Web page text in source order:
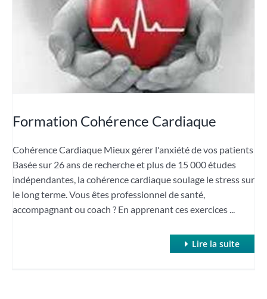
Formation Cohérence Cardiaque
Cohérence Cardiaque Mieux gérer l'anxiété de vos patients
Basée sur 26 ans de recherche et plus de 15 000 études
indépendantes, la cohérence cardiaque soulage le stress sur
le long terme. Vous êtes professionnel de santé,
accompagnant ou coach ? En apprenant ces exercices ...
Lire la suite